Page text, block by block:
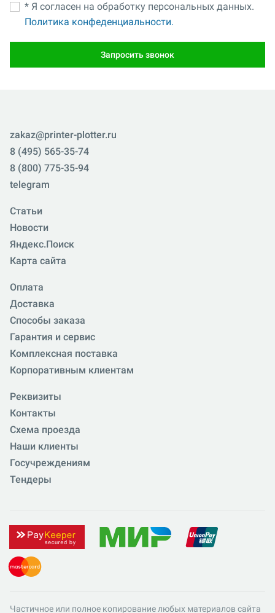
* Я согласен на обработку персональных данных.
Политика конфеденциальности.
Запросить звонок
zakaz@printer-plotter.ru
8 (495) 565-35-74
8 (800) 775-35-94
telegram
Статьи
Новости
Яндекс.Поиск
Карта сайта
Оплата
Доставка
Способы заказа
Гарантия и сервис
Комплексная поставка
Корпоративным клиентам
Реквизиты
Контакты
Схема проезда
Наши клиенты
Госучреждениям
Тендеры
Частичное или полное копирование любых материалов сайта